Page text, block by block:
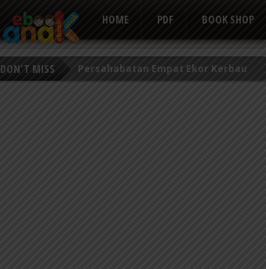
HOME PDF BOOK SHOP
DON'T MISS
Persahabatan Empat Ekor Kerbau